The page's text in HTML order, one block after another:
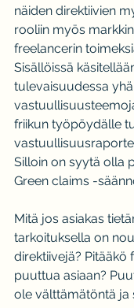
näiden direktiivien
rooliin myös
freelancerin
Sisällöissä
tulevaisuudessa
friikun työpöydälle
Silloin on syytä olla
Green claims -
Mitä jos asiakas
tarkoituksella on
direktiivejä? Pitääkö
puuttua asiaan?
ole välttämätöntä ja